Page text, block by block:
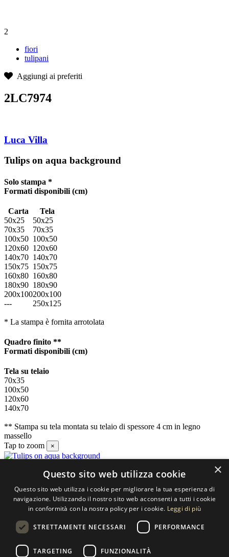
2
fiori
tulipani
Aggiungi ai preferiti
2LC7974
Luca Villa
Tulips on aqua background
Solo stampa *
Formati disponibili (cm)
Carta
Tela
50x25
50x25
70x35
70x35
100x50 100x50
120x60 120x60
140x70 140x70
150x75 150x75
160x80 160x80
180x90 180x90
200x100200x100
---
250x125
* La stampa è fornita arrotolata
Quadro finito **
Formati disponibili (cm)
Tela su telaio
70x35
100x50
120x60
140x70
** Stampa su tela montata su telaio di spessore 4 cm in legno
massello
Tap to zoom
×
SELECTED ARTWORKS srl
Piazzale Cuoco, 4 - 20137 Milano
×
Questo sito web utilizza cookie
Questo sito web utilizza i cookie per migliorare la tua esperienza di
navigazione. Utilizzando il nostro sito web acconsenti a tutti i cookie
in conformità con la nostra policy per i cookie. Leggi di più
STRETTAMENTE NECESSARI PERFORMANCE
TARGETING FUNZIONALITÀ